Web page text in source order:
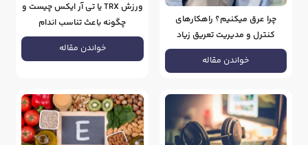
چرا عرق میکنیم؟ راهکارهای
کنترل و مدیریت تعریق زیاد
خواندن مقاله
ورزش TRX یا تی آر ایکس چیست و
چگونه باعث تناسب اندام
می‌شود؟
خواندن مقاله